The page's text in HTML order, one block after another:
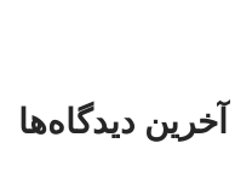
آخرین دیدگاه‌ها